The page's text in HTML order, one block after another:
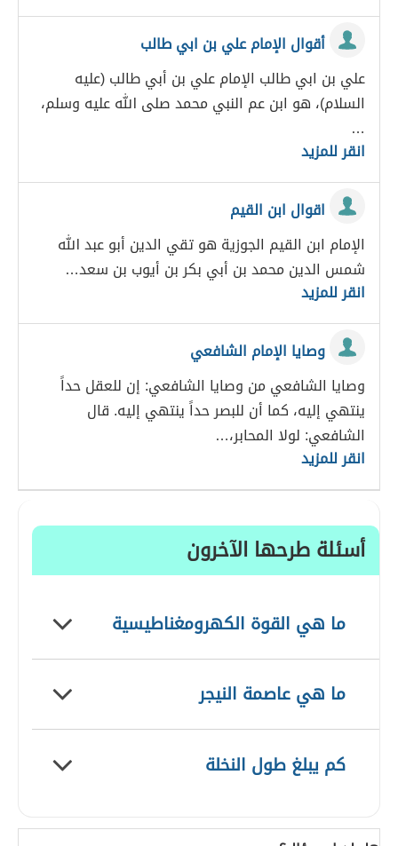
أقوال الإمام علي بن ابي طالب
علي بن ابي طالب الإمام علي بن أبي طالب (عليه
السلام)، هو ابن عم النبي محمد صلى الله عليه وسلم،
…
انقر للمزيد
اقوال ابن القيم
الإمام ابن القيم الجوزية هو تقي الدين أبو عبد الله
شمس الدين محمد بن أبي بكر بن أيوب بن سعد…
انقر للمزيد
وصايا الإمام الشافعي
وصايا الشافعي من وصايا الشافعي: إن للعقل حداً
ينتهي إليه، كما أن للبصر حداً ينتهي إليه. قال
الشافعي: لولا المحابر،…
انقر للمزيد
أسئلة طرحها الآخرون
ما هي القوة الكهرومغناطيسية
ما هي عاصمة النيجر
كم يبلغ طول النخلة